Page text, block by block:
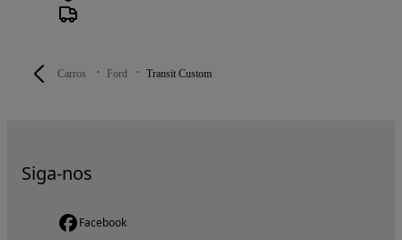
Carros Ford Transit Custom
Siga-nos
Facebook